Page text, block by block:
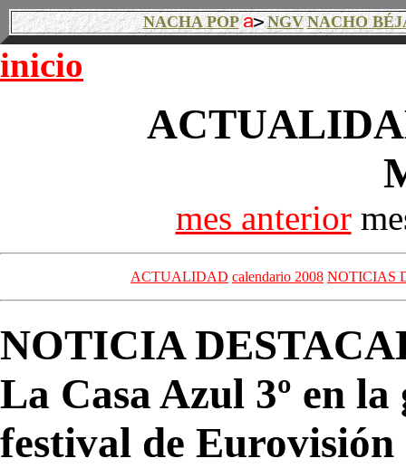
NACHA POP NGV NACHO
inicio
mes anterior
ACTUALIDAD calendario 2008 NOTICIAS
NOTICIA
La Casa Azul 3º en
festival de Eurovisión